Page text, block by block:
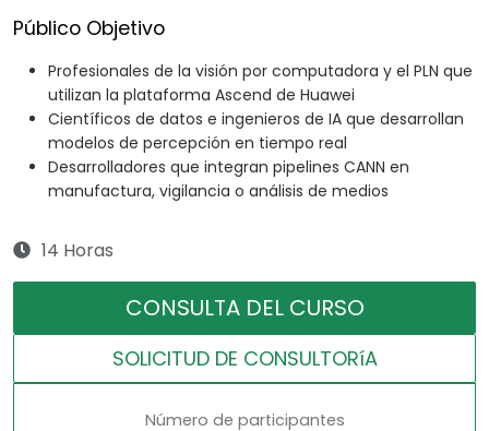
Público Objetivo
Profesionales de la visión por computadora y el PLN que
utilizan la plataforma Ascend de Huawei
Científicos de datos e ingenieros de IA que desarrollan
modelos de percepción en tiempo real
Desarrolladores que integran pipelines CANN en
manufactura, vigilancia o análisis de medios
14 Horas
CONSULTA DEL CURSO
SOLICITUD DE CONSULTORíA
Número de participantes